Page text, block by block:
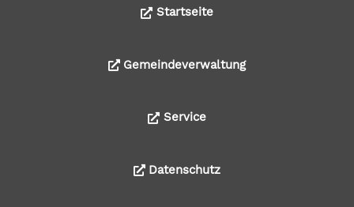
Startseite
Gemeindeverwaltung
Service
Datenschutz